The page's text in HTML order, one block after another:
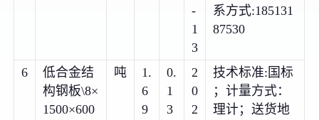
-
1
3
系方式:185131
87530
6
低合金结
构钢板\8×
1500×600
吨
1.
6
9
0.
1
3
2
0
2
技术标准:国标
；计量方式：
理计；送货地